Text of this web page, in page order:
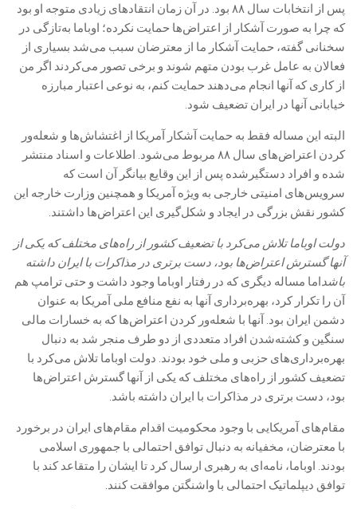
پس از انتخابات سال ۸۸ بود. در آن زمان انتقادهای زیادی متوجه او بود
که چرا به صورت آشکار از اعتراض‌ها حمایت نکرده؛ اوباما به‌تازگی در
سخنانی گفته، حمایت آشکار ما از معترضان سبب می‌شد بسیاری از
فعالان به عامل غرب بودن متهم شوند و برخی تصور می‌کردند اگر من
از کاری که آنها انجام می‌دهند حمایت کنم، به نوعی اعتبار مبارزه
خیابانی آنها در ایران تضعیف شود.
البته این مساله فقط به حمایت آشکار آمریکا از اغتشاش‌ها و شعله‌ور
کردن اعتراض‌های سال ۸۸ مربوط می‌شود. اطلاعات و اسناد منتشر
شده و افراد دستگیرشده پس از این وقایع بیانگر آن است که
سرویس‌های امنیتی خارجی به ویژه آمریکا و همچنین وزارت خارجه این
کشور نقش بزرگی در ایجاد و شکل‌گیری این اعتراض‌ها داشتند.
دولت اوباما تلاش می‌کرد با تضعیف کشور از راه‌های مختلف که یکی از
آنها گسترش اعتراض‌ها بود، دست برتری در مذاکرات با ایران داشته
باشداما مساله دیگری که در رفتار اوباما وجود داشت و حتی ترامپ هم
آن را تکرار کرد، بهره‌برداری آنها به نفع منافع ملی آمریکا به عنوان
دشمن ایران بود. آنها با شعله‌ور کردن اعتراض‌ها که به خسارات مالی
سنگین و کشته‌شدن افراد متعددی از دو طرف منجر شد به دنبال
بهره‌برداری‌های حزبی و ملی خود بودند. دولت اوباما تلاش می‌کرد با
تضعیف کشور از راه‌های مختلف که یکی از آنها گسترش اعتراض‌ها
بود، دست برتری در مذاکرات با ایران داشته باشد.
مقام‌های آمریکایی با وجود محکومیت اقدام مقام‌های ایران در برخورد
با معترضان، مخفیانه به دنبال توافق احتمالی با جمهوری اسلامی
بودند. اوباما، نامه‌ای به رهبری ارسال کرد تا ایشان را متقاعد کند با
توافق دیپلماتیک احتمالی با واشنگتن موافقت کنند.